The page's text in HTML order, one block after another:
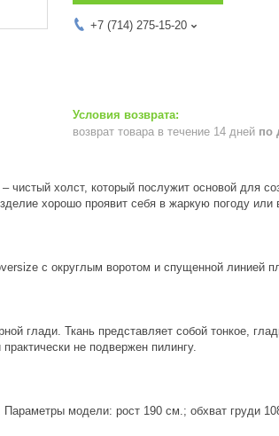
+7 (714) 275-15-20
возврат товара в течение 14 дней по
чистый холст, который послужит основой для
хорошо проявит себя в жаркую погоду или
с округлым воротом и спущенной линией
глади. Ткань представляет собой тонкое,
не подвержен пилингу.
модели: рост 190 см.; обхват груди